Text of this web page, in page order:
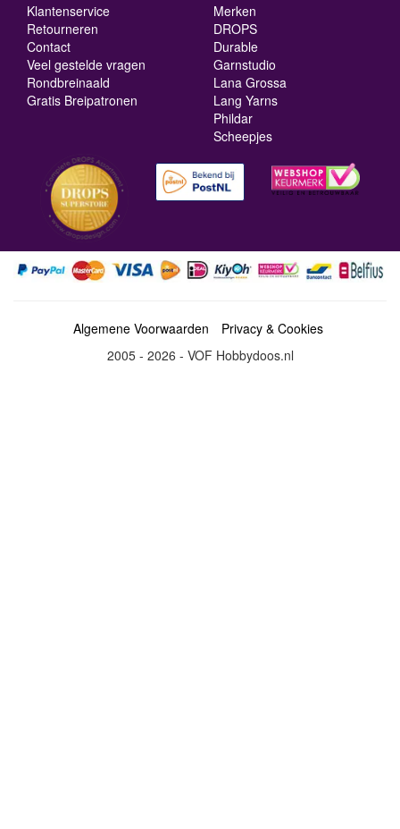
Klantenservice
Retourneren
Contact
Veel gestelde vragen
Rondbreinaald
Gratis Breipatronen
Merken
DROPS
Durable
Garnstudio
Lana Grossa
Lang Yarns
Phildar
Scheepjes
Algemene Voorwaarden
Privacy & Cookies
2005 - 2026 - VOF Hobbydoos.nl